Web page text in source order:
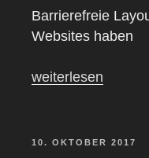
Barrierefreie
Websites haben
„Was
Editorial-
weiterlesen
VERÖFFENTLICHT
10. OKTOBER 2017